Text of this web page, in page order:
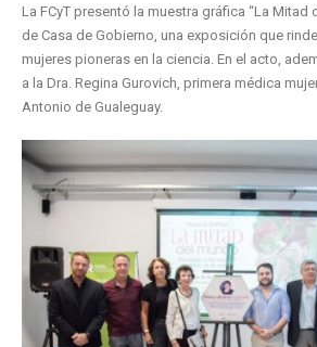
La FCyT presentó la muestra gráfica “La Mitad
de Casa de Gobierno, una exposición que
mujeres pioneras en la ciencia. En el acto,
a la Dra. Regina Gurovich, primera médica
Antonio de Gualeguay.